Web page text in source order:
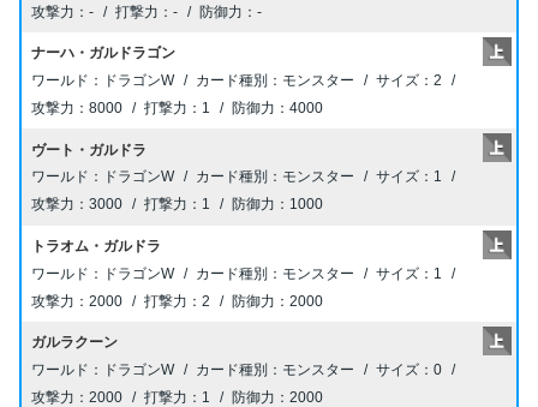
- - -
ナーハ・ガルドラゴン
ドラゴンW
モンスター
2
8000
1 4000
ヴート・ガルドラ
ドラゴンW
モンスター
1
3000
1 1000
トラオム・ガルドラ
ドラゴンW
モンスター
1
2000
2 2000
ガルラクーン
ドラゴンW
モンスター
0
2000
1 2000